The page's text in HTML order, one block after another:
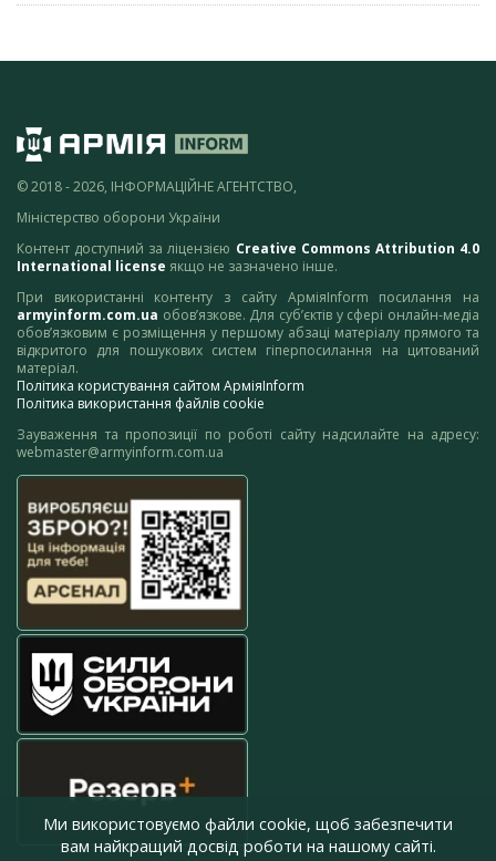
© 2018 - 2026, ІНФОРМАЦІЙНЕ АГЕНТСТВО,
Міністерство оборони України
Контент доступний за ліцензією Creative Commons Attribution 4.0
International license якщо не зазначено інше.
При використанні контенту з сайту АрміяInform посилання на
armyinform.com.ua обов’язкове. Для суб’єктів у сфері онлайн-медіа
обов’язковим є розміщення у першому абзаці матеріалу прямого та
відкритого для пошукових систем гіперпосилання на цитований
матеріал.
Політика користування сайтом АрміяInform
Політика використання файлів cookie
Зауваження та пропозиції по роботі сайту надсилайте на адресу:
webmaster@armyinform.com.ua
Ми використовуємо файли cookie, щоб забезпечити
вам найкращий досвід роботи на нашому сайті.